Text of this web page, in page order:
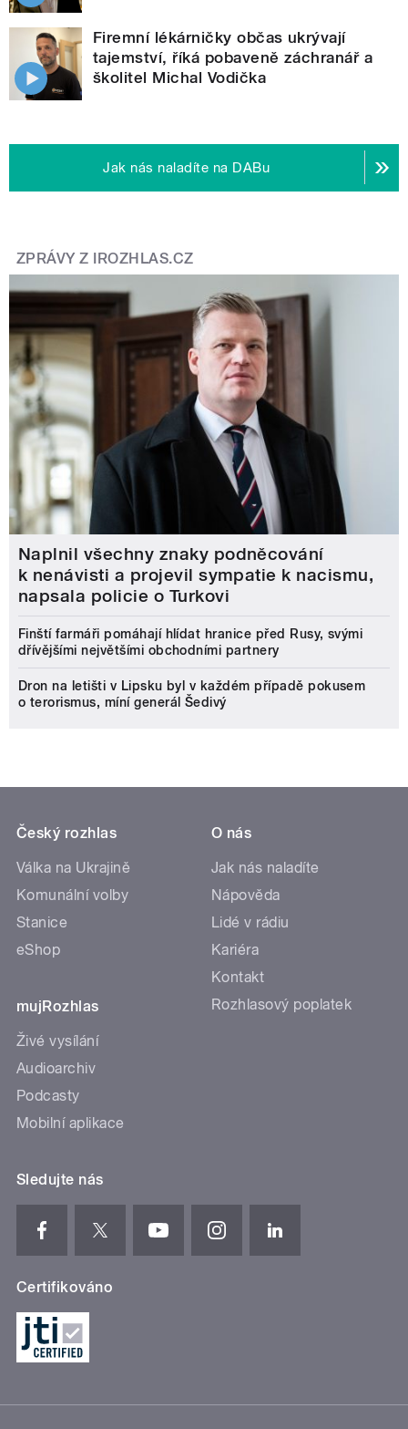
Firemní lékárničky občas ukrývají
tajemství, říká pobaveně záchranář a
školitel Michal Vodička
Jak nás naladíte na DABu
ZPRÁVY Z IROZHLAS.CZ
Naplnil všechny znaky podněcování
k nenávisti a projevil sympatie k nacismu,
napsala policie o Turkovi
Finští farmáři pomáhají hlídat hranice před Rusy, svými
dřívějšími největšími obchodními partnery
Dron na letišti v Lipsku byl v každém případě pokusem
o terorismus, míní generál Šedivý
Český rozhlas
Válka na Ukrajině
Komunální volby
Stanice
eShop
mujRozhlas
Živé vysílání
Audioarchiv
Podcasty
Mobilní aplikace
O nás
Jak nás naladíte
Nápověda
Lidé v rádiu
Kariéra
Kontakt
Rozhlasový poplatek
Sledujte nás
Certifikováno